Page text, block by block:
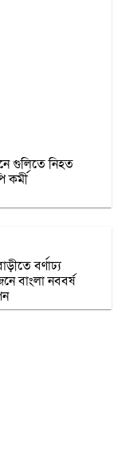
গুলিতে নিহত
কর্মী
বর্ণাঢ্য
বাংলা নববর্ষ